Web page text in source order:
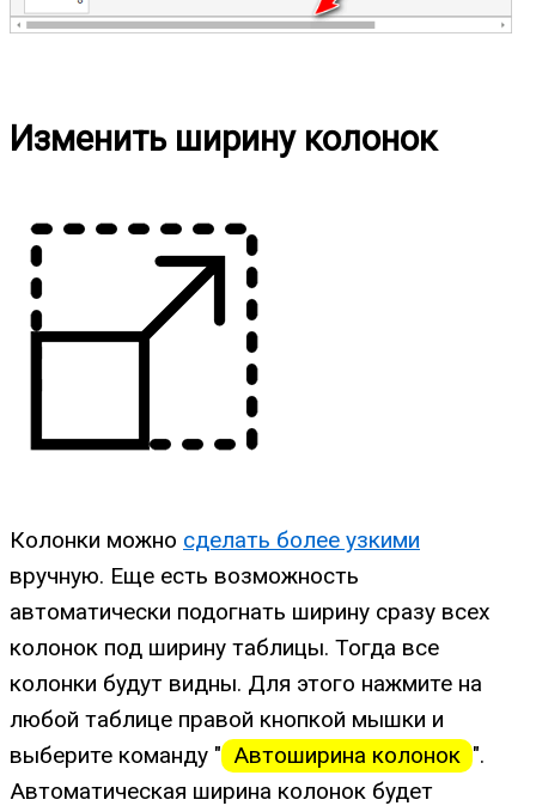
Изменить ширину колонок
Колонки можно сделать более узкими
вручную. Еще есть возможность
автоматически подогнать ширину сразу всех
колонок под ширину таблицы. Тогда все
колонки будут видны. Для этого нажмите на
любой таблице правой кнопкой мышки и
выберите команду " Автоширина колонок ".
Автоматическая ширина колонок будет